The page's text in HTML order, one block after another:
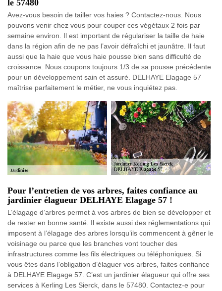
le 57480
Avez-vous besoin de tailler vos haies ? Contactez-nous. Nous
pouvons venir chez vous pour couper ces végétaux 2 fois par
semaine environ. Il est important de régulariser la taille de haie
dans la région afin de ne pas l’avoir défraîchi et jaunâtre. Il faut
aussi que la haie que vous haie pousse bien sans difficulté de
croissance. Nous coupons toujours 1/3 de sa pousse précédente
pour un développement sain et assuré. DELHAYE Elagage 57
maîtrise parfaitement le métier, ne vous inquiétez pas.
Pour l’entretien de vos arbres, faites confiance au
jardinier élagueur DELHAYE Elagage 57 !
L’élagage d’arbres permet à vos arbres de bien se développer et
de rester en bonne santé. Il existe aussi des réglementations qui
imposent à l’élagage des arbres lorsqu’ils commencent à gêner le
voisinage ou parce que les branches vont toucher des
infrastructures comme les fils électriques ou téléphoniques. Si
vous êtes dans l’obligation d’élaguer vos arbres, faites confiance
à DELHAYE Elagage 57. C’est un jardinier élagueur qui offre ses
services à Kerling Les Sierck, dans le 57480. Contactez-e pour